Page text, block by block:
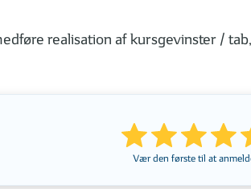
realisation af kursgevinster /
Vær den første til at